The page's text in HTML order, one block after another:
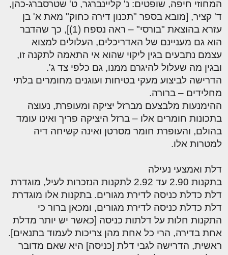
המחוזי חיפה, שופטים: נ' קליינברגר, ט' שטרסברג-כהן,
ד' קציר, [מובא בספר "תכנון דירה כחוק" מאת א' בן
עזרא בהוצאת "בורסי" – ראה נספח (1)], כך שהדבר
הוא גם מעניינם של האדריכלים, העלולים למצוא
עצמם נתבעים בגין ליקוי שהוא אי התאמה לתקנה זו,
ובגין מה שעלול להיגרם ממנו, גם כלפי צד ג'.
הדרישה לביצוע מעקי בטיחות ועוגנים מחומרים בלתי
מחלידים – ברורה.
ההימנעות מלבצעם מברזל יציקה ומעופרת, נעוצה
בתכונות חומרים אלו – ברזל היציקה פריך ואינו עומד
בהולם, והעופרת חומר מסרטן ואינה קשיחה דיה
למטרות אלו.
דלת ואמצעי נעילה
בתקנות 2.90 עד 2.92 לתקנות הנזכרות לעיל, מוגדרת
דלת כדלת כניסה לדירת מגורים. בתקנות אלו מוגדרת
דלת כדלת כניסה לדירת מגורים, ומכאן ברור כי
התקנות חלות על דלתות כניסה [כאשר יש יותר מדלת
אחת בדירה, הרי כל אחת מהן צריכות לעמוד בתנאים].
ראשית, הדרישה לגבי דלת [כניסה] היא שאם מדובר